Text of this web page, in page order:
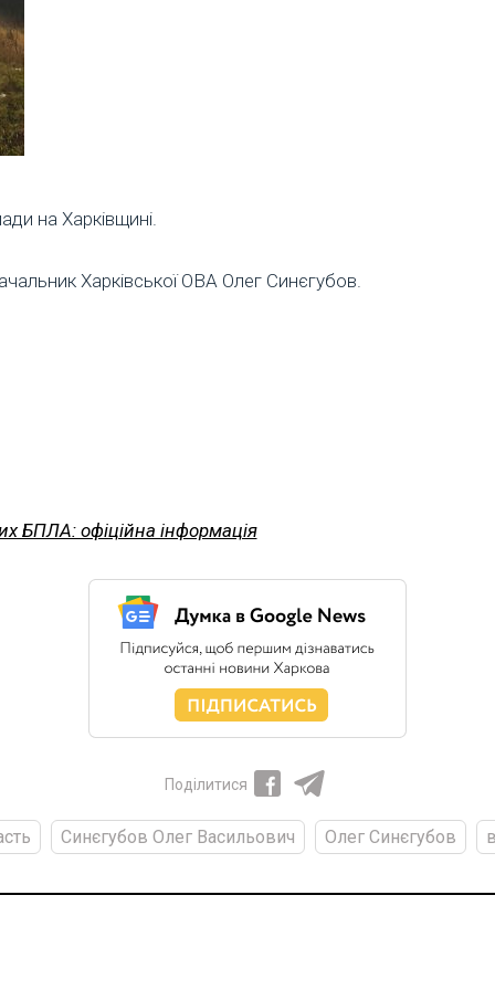
на Харківщині.
Харківської ОВА Олег Синєгубов.
БПЛА: офіційна інформація
Поділитися
Синєгубов Олег Васильович Олег Синєгубов